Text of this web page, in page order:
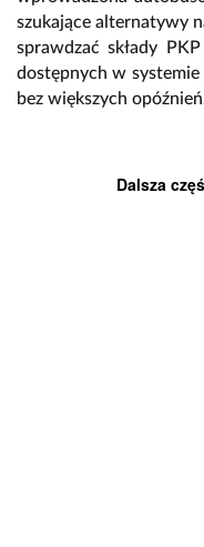
szukające alternatywy
sprawdzać składy
dostępnych w systemie
bez większych
Dalsza